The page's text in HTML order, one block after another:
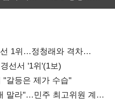
1위…정청래와 격차
선서 '1위'(1보)
갈등은 제가 수습"
말라"…민주 최고위원 계파